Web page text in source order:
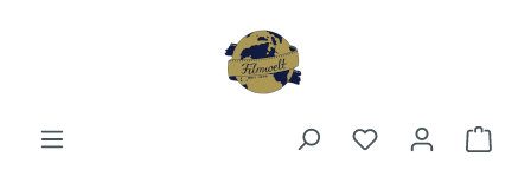
Du hast 0